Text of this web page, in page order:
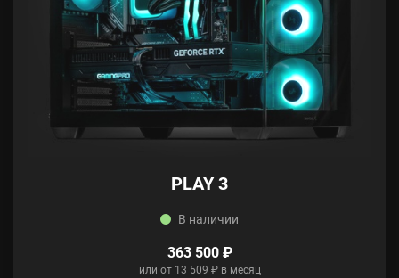
PLAY 3
В наличии
363 500 ₽
или от 13 509 ₽ в месяц